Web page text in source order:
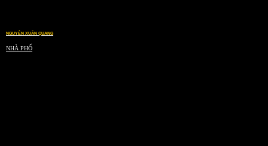
NGUYỄN XUÂN QUANG
NHÀ PHỐ